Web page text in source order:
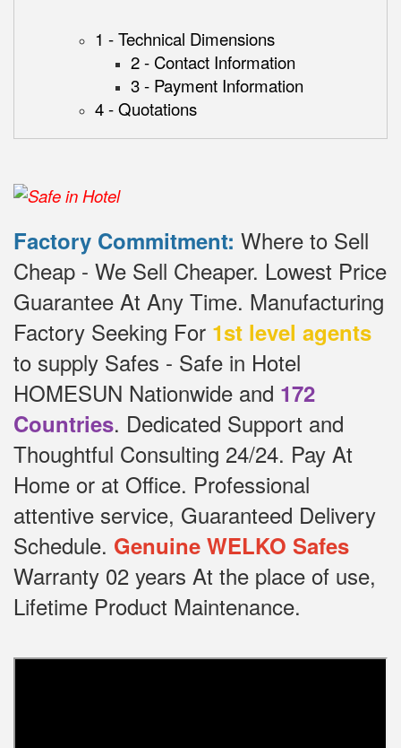
1 - Technical Dimensions
2 - Contact Information
3 - Payment Information
4 - Quotations
Factory Commitment: Where to Sell
Cheap - We Sell Cheaper. Lowest Price
Guarantee At Any Time. Manufacturing
Factory Seeking For 1st level agents
to supply Safes - Safe in Hotel
HOMESUN Nationwide and 172
Countries. Dedicated Support and
Thoughtful Consulting 24/24. Pay At
Home or at Office. Professional
attentive service, Guaranteed Delivery
Schedule. Genuine WELKO Safes
Warranty 02 years At the place of use,
Lifetime Product Maintenance.